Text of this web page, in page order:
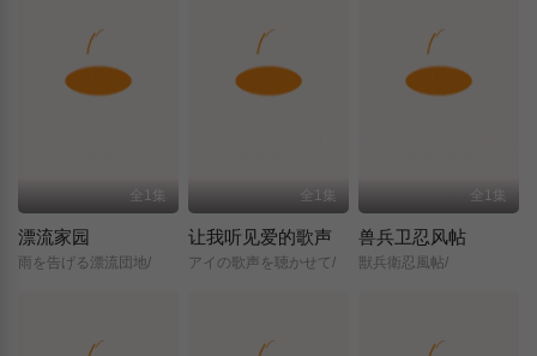
全1集
漂流家园
雨を告げる漂流団地/
全1集
让我听见爱的歌声
アイの歌声を聴かせて/
全1集
兽兵卫忍风帖
獣兵衛忍風帖/